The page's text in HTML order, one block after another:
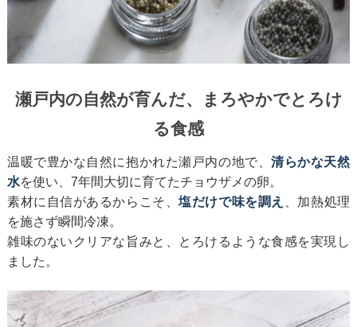
瀬戸内の自然が育んだ、まろやかでとろけ
る食感
温暖で豊かな自然に抱かれた瀬戸内の地で、清らかな天然
水を使い、7年間大切に育てたチョウザメの卵。
素材に自信があるからこそ、塩だけで味を調え
、加熱処理
を施さず瞬間冷凍。
雑味のないクリアな旨みと、とろけるような食感を実現し
ました。